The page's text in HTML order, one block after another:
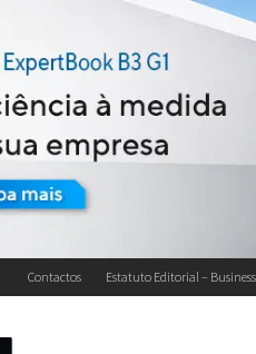
Contactos Estatuto Editorial –